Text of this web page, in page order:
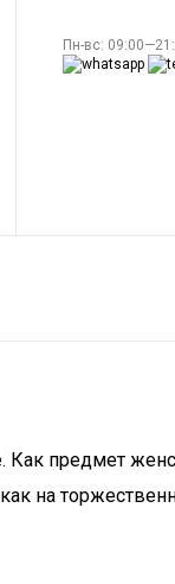
Пн-вс:
Как предмет
на